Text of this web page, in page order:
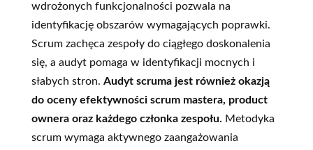
wdrożonych funkcjonalności pozwala na
identyfikację obszarów wymagających poprawki.
Scrum zachęca zespoły do ciągłego doskonalenia
się, a audyt pomaga w identyfikacji mocnych i
słabych stron. Audyt scruma jest również okazją
do oceny efektywności scrum mastera, product
ownera oraz każdego członka zespołu. Metodyka
scrum wymaga aktywnego zaangażowania